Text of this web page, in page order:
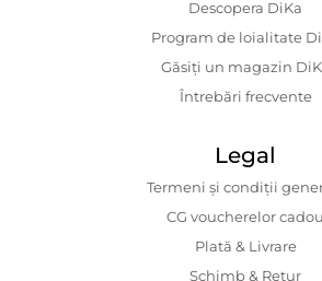
Descopera DiKa
Program de loialitate
Găsiți un magazin
Întrebări frecvente
Legal
Termeni și condiții
CG voucherelor cadou
Plată & Livrare
Schimb & Retur